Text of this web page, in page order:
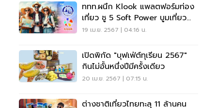
ททท.ผนึก Klook แพลตฟอร์มท่อง
เที่ยว ชู 5 Soft Power บูมเที่ยว
ไทย
19 เม.ย. 2567 | 04:16 น.
เปิดพิกัด "บุฟเฟ่ต์ทุเรียน 2567"
กินไม่อั้นหนึ่งปีมีครั้งเดียว
20 เม.ย. 2567 | 07:15 น.
ต่างชาติเที่ยวไทยทะลุ 11 ล้านคน